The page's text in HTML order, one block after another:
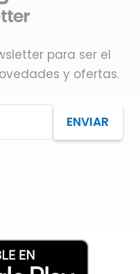
para ser el
y ofertas.
ENVIAR